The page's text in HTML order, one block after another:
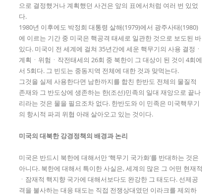
으로 결정했거나 계획했던 사건은 앞의 표에서처럼 여러 번 있었
다.
1980년 이후에도 박정희 대통령 살해(1979)에서 광주사태(1980)
에 이르는 기간 중 미국은 핵공격 태세로 일관한 것으로 보도된 바
있다. 미국이 전 세계에 걸쳐 35년간에 세운 핵무기의 사용 결정ㆍ
계획ㆍ위험ㆍ작전태세의 26회 중 북한이 그 대상이 된 것이 4회에
서 5회다. 그 빈도는 중동지역 전체에 대한 것과 맞먹는다.
그것을 실제 사용한다면 남한까지를 합친 한반도 전체의 물질적
존재와 그 반도상에 생존하는 한(조선)민족의 일대 재앙으로 끝나
리라는 것은 물을 필요조차 없다. 한반도와 이 민족은 미국핵무기
의 항시적 파괴 위협 아래 살아오고 있는 것이다.
미국의 대북한 강경정책의 배경과 논리
미국은 반드시 북한에 대해서만 ‘핵무기 국가화’를 반대하는 것은
아니다. 북한에 대해서 특이한 사실은, 세계의 많은 그 어떤 현재적
ㆍ잠재적 핵지향 국가에 대해서보다도 완강한 그 태도다. 선제공
격을 불사하는 대응 태도는 직접 전쟁상대였던 이라크를 제외하